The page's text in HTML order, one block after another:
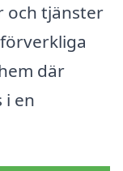
och tjänster
där
i en